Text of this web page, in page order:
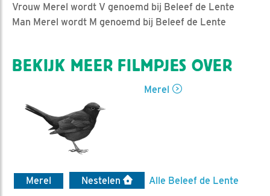
Vrouw Merel wordt V genoemd bij Beleef de Lente
Man Merel wordt M genoemd bij Beleef de Lente
BEKIJK MEER FILMPJES OVER
Merel
Merel Nestelen
Alle Beleef de Lente